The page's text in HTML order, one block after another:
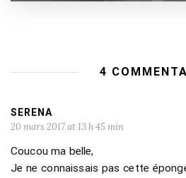
4
SERENA
20 mars 2017 at 13 h 45 min
Coucou ma belle,
Je ne connaissais pas cette